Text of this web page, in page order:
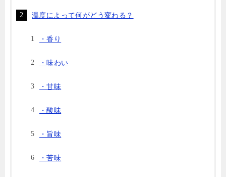
温度によって何がどう変わる？
・香り
・味わい
・甘味
・酸味
・旨味
・苦味